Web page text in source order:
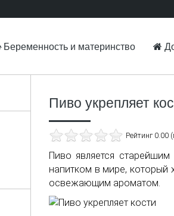
Беременность и материнство
Пиво укрепляет
Рейтинг 0.00
Пиво является
напитком в мире, который
освежающим ароматом.